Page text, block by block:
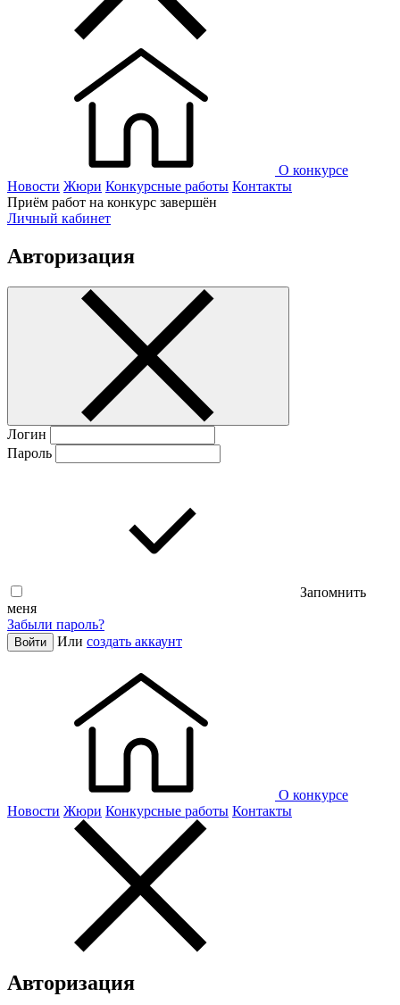
О конкурсе
Новости Жюри Конкурсные работы Контакты
Приём работ на конкурс завершён
Личный кабинет
Авторизация
Логин
Пароль
Запомнить
меня
Забыли пароль?
Войти Или создать аккаунт
О конкурсе
Новости Жюри Конкурсные работы Контакты
Авторизация